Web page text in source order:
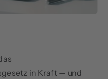
in Kraft — und